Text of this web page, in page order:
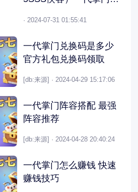
· 2024-07-31 01:55:41
一代掌门兑换码是多少
官方礼包兑换码领取
[db:来源] · 2024-04-29 15:17:06
一代掌门阵容搭配 最强
阵容推荐
[db:来源] · 2024-04-28 20:40:24
一代掌门怎么赚钱 快速
赚钱技巧